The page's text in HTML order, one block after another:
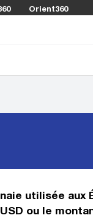
Orient360
utilisée
ou le